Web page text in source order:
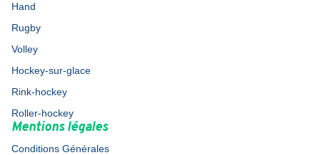
Hand
Rugby
Volley
Hockey-sur-glace
Rink-hockey
Roller-hockey
Mentions légales
Conditions Générales